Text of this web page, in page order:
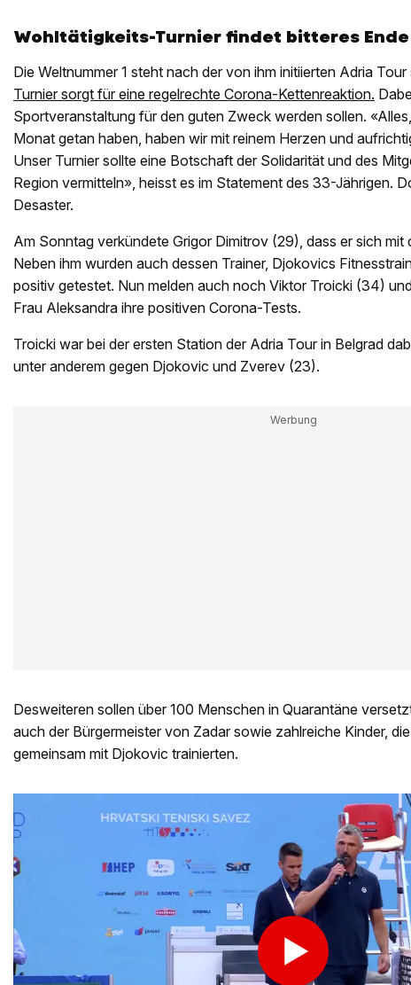
Wohltätigkeits-Turnier findet bitteres Ende
Die Weltnummer 1 steht nach der von ihm initiierten Adria
Turnier sorgt für eine regelrechte Corona-Kettenreaktion.
Sportveranstaltung für den guten Zweck werden sollen.
Monat getan haben, haben wir mit reinem Herzen und
Unser Turnier sollte eine Botschaft der Solidarität und des
Region vermitteln», heisst es im Statement des 33-Jährigen.
Desaster.
Am Sonntag verkündete Grigor Dimitrov (29), dass er sich mit
Neben ihm wurden auch dessen Trainer, Djokovics
positiv getestet. Nun melden auch noch Viktor Troicki (34)
Frau Aleksandra ihre positiven Corona-Tests.
Troicki war bei der ersten Station der Adria Tour in Belgrad
unter anderem gegen Djokovic und Zverev (23).
Desweiteren sollen über 100 Menschen in Quarantäne
auch der Bürgermeister von Zadar sowie zahlreiche Kinder,
gemeinsam mit Djokovic trainierten.